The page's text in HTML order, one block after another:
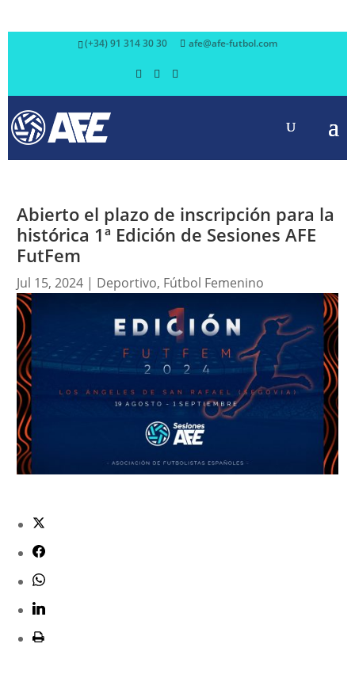
(+34) 91 314 30 30 afe@afe-futbol.com
Abierto el plazo de inscripción para la
histórica 1ª Edición de Sesiones AFE
FutFem
Jul 15, 2024| Deportivo, Fútbol Femenino